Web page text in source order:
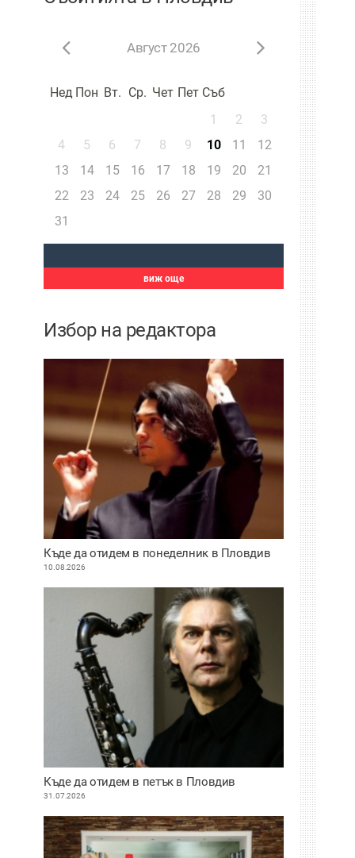
Август 2026
Нед Пон Вт. Ср. Чет Пет Съб
1
2
3
4
5 6 7 8 9 10 11
12
13
14 15 16 17 18 19 20
21
22
23 24 25 26 27 28 29
30
31
виж още
Избор на редактора
Къде да отидем в понеделник в Пловдив
10.08.2026
Къде да отидем в петък в Пловдив
31.07.2026